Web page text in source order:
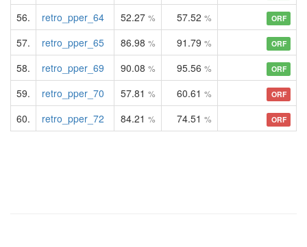
56. retro_pper_64 52.27 % 57.52 % ORF
57. retro_pper_65 86.98 % 91.79 % ORF
58. retro_pper_69 90.08 % 95.56 % ORF
59. retro_pper_70 57.81 % 60.61 % ORF
60. retro_pper_72 84.21 % 74.51 % ORF